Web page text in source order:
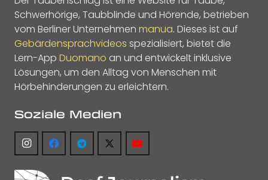
Schwerhörige, Taubblinde und Hörende, betrieben
vom Berliner Unternehmen manua. Dieses ist auf
Gebärdensprachvideos spezialisiert, bietet die
Lern-App Duomano an und entwickelt inklusive
Lösungen, um den Alltag von Menschen mit
Hörbehinderungen zu erleichtern.
Soziale Medien